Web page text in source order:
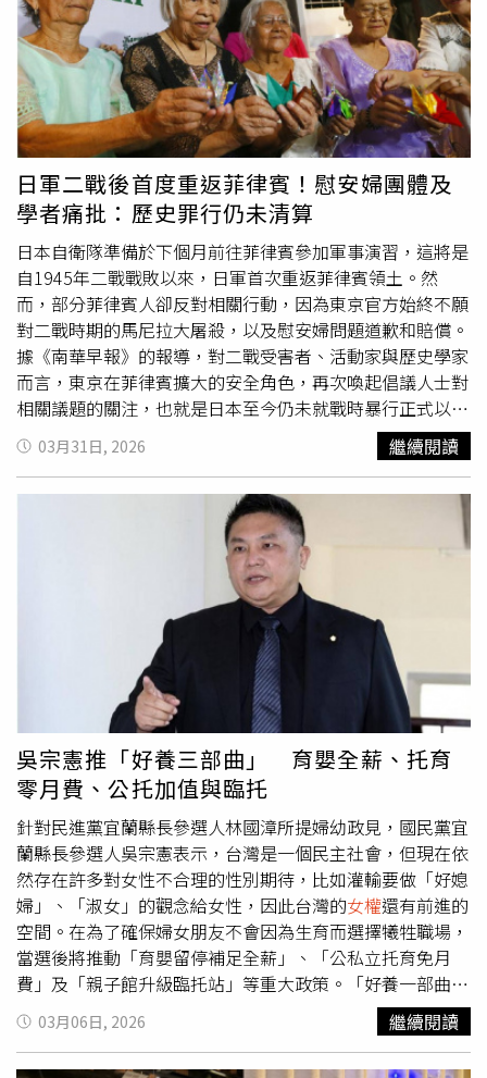
現極其自然的演出效果。蕾雅瑟杜隔空指導梁朝偉《你是不
會當樹嗎》助銀杏樹完成性體驗。（圖／海鵬提供）出身電
影世家的蕾雅瑟杜，祖父是百代電影公司（Pathé）主席傑
侯姆瑟杜（Jérôme Seydoux），伯父尼可拉瑟杜（Nicolas
Seydoux）則為法國高蒙電影公司（Gaumont）CEO。畢業
於巴黎國立高等音樂舞蹈學院的她，2013年以坎城影展金
棕櫚獎《藍色是最溫暖的顏色》的傑出表現獲得各界矚目。
蕾雅瑟杜除為許多時尚精品全球代言，神秘的魅力讓她遊刃
有餘地穿梭於歐洲影展片和好萊塢商業電影，曾與雷利史考
特、伍迪艾倫、布萊德博德及昆汀塔倫提諾等好萊塢名導合
作。向來力挺女權的她，曾疾呼「電影圈要改變！男女演員
的報酬必須公平」，讓人大讚她的勇敢，「既性感又有智
慧」。梁朝偉《你是不會當樹嗎》助銀杏樹完成第一次的
「性體驗」。（圖／海鵬提供）《你是不會當樹嗎》由德
國、法國與匈牙利聯合製作，是柏林金熊獎《夢鹿情謎》名
導伊爾蒂蔻恩伊達（Ildikó Enyedi）的最新作品。劇情以一
棵百年銀杏樹為見證，串起三個時代（1908年、1972年和
2020年）的男女故事，並探討人類與大自然的連結與情
感。蕾雅瑟杜片中在疫情壟罩全球的2020年當下，啟發了
被困在德國馬爾堡大學、由梁朝偉飾演的香港科學家王教
授，讓他與校園中古老銀杏樹建立了「奇妙的連結」。本片
榮獲威尼斯影展國際影評人費比西獎等六項大獎，獲國際媒
體盛讚是「一場感性的沉浸式體驗」，將於4月17日在台上
日軍二戰後首度重返菲律賓！慰安婦團體及
學者痛批：歷史罪行仍未清算
日本自衛隊準備於下個月前往菲律賓參加軍事演習，這將是
自1945年二戰戰敗以來，日軍首次重返菲律賓領土。然
而，部分菲律賓人卻反對相關行動，因為東京官方始終不願
對二戰時期的馬尼拉大屠殺，以及慰安婦問題道歉和賠償。
據《南華早報》的報導，對二戰受害者、活動家與歷史學家
而言，東京在菲律賓擴大的安全角色，再次喚起倡議人士對
相關議題的關注，也就是日本至今仍未就戰時暴行正式以國
家名義道歉，也未提供官方賠償，特別是針對遭日軍強迫淪
為性奴隸的菲律賓「慰安婦」。對部分人士而言，這段未清
算的歷史，本身就足以構成反對日本軍事力量重返菲律賓的
正當理由。慰安婦團體「菲律賓祖母聯盟」（Lila Pilipina）
前執行董事兼協調人卡布紹席爾瓦（Sharon Cabusao-
Silva）30日向《南華早報》表示，「我們反對日軍重返菲
利運動者的她強調，菲律賓祖母聯
盟目前仍維持3項訴求，包括：日本政府公開且正式的道
歉；對相關傷害的官方賠償；以及將「慰安婦制度的歷史」
納入日本學生的教科書。據悉，菲律賓祖母聯盟18名成員曾
在1993年向東京地方法院（Tokyo District Court）提起訴
訟，要求日本政府正式道歉並提供賠償。然而，該訴訟最終
失敗。如今該團體原本200名成員中僅剩19人仍然在世。卡
布紹席爾瓦主張，東京與馬尼拉在2024年7月8日簽署、且
在去年6月獲日本國會批准的《互惠准入協定》
（Reciprocal Access Agreement，RAA），違反了日本憲
法中的和平條款，因為該協定「允許日本軍事力量與物資在
菲律賓境內自由進出，甚至可能使該國成為未來『日本飛彈
系統的接收或儲存地』。」她也強調，許多日本年輕人並不
了解日軍戰時暴行的完整歷史，儘管部分前日本領導人，包
括1983年的中曾根康弘，以及2003年的小泉純一郎，都曾
對戰時暴行表達歉意，但這些都屬於「個人道歉，並不具備
官方政策的分量與效力」，且日本政府也未採取任何措施
「使道歉更有誠意。」她指出，日本還曾在2017年安倍晉
三擔任首相期間，向時任菲律賓總統杜特蒂（Rodrigo
03月31日, 2026 繼續閱讀
吳宗憲推「好養三部曲」 育嬰全薪、托育
零月費、公托加值與臨托
針對民進黨宜蘭縣長參選人林國漳所提婦幼政見，國民黨宜
蘭縣長參選人吳宗憲表示，台灣是一個民主社會，但現在依
然存在許多對女性不合理的性別期待，比如灌輸要做「好媳
婦」、「淑女」的觀念給女性，因此台灣的女權還有前進的
空間。在為了確保婦女朋友不會因為生育而選擇犧牲職場，
當選後將推動「育嬰留停補足全薪」、「公私立托育免月
費」及「親子館升級臨托站」等重大政策。「好養一部曲—
育嬰留停全薪2.0：中央現行津貼僅8成薪」，吳宗憲承諾，
縣府將加碼補足剩下的2成，讓家長前6個月實領全薪，並設
有排富條款。「好養二部曲—托育零月費：打破公托中籤率
03月06日, 2026 繼續閱讀